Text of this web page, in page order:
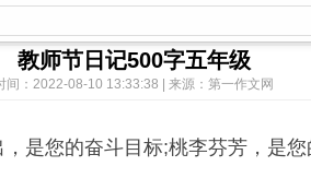
教师节日记500字五年级
间：2022-08-10 13:33:38 | 来源：第一作文网
是您的奋斗目标;桃李芬芳，是